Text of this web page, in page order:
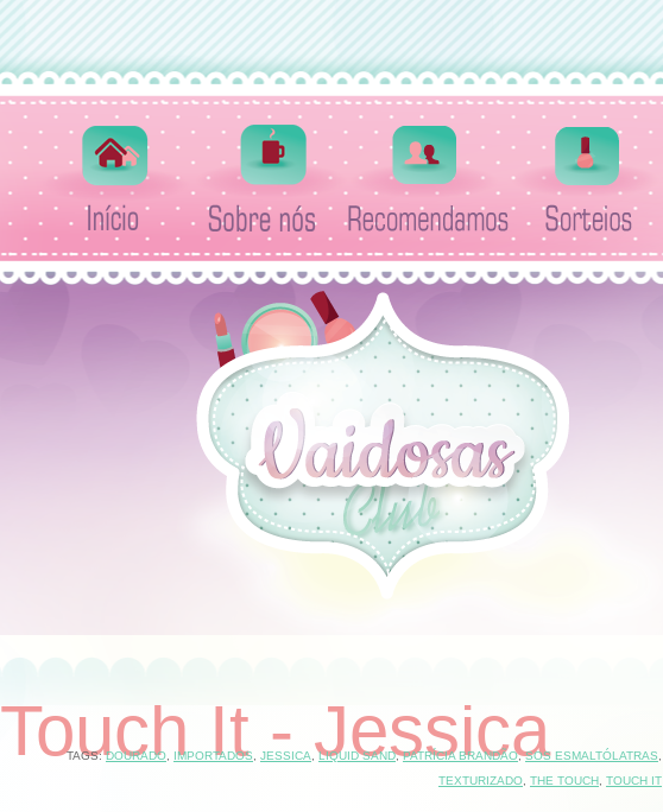
Touch It - Jessica
TAGS:DOURADO IMPORTADOS JESSICA ,LIQUID SAND,PATRÍCIA BRANDÃO,SOS ESMALTÓLATRAS
TEXTURIZADO THE TOUCH TOUCH IT